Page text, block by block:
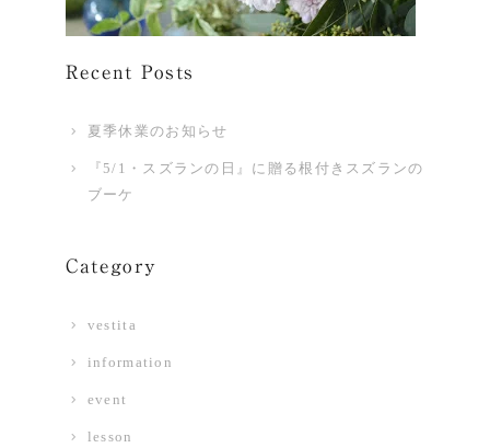
Recent Posts
夏季休業のお知らせ
『5/1・スズランの日』に贈る根付きスズランの
ブーケ
Category
vestita
information
event
lesson